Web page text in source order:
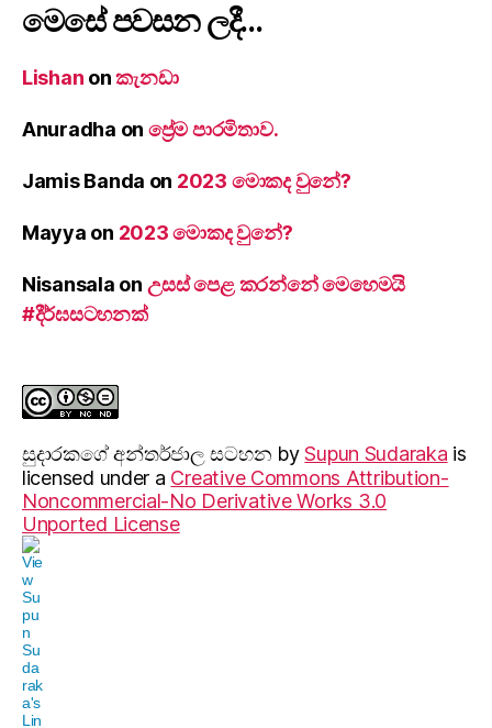
මෙසේ පවසන ලදී…
Lishan onකැනඩා
Anuradha on ප්‍රේම පාරමිතාව.
Jamis Banda on 2023 මොකද වුනේ?
Mayya on 2023 මොකද වුනේ?
Nisansala on උසස් පෙළ කරන්නේ මෙහෙමයි
#දීර්ඝසටහනක්
සුදාරක‍ගේ අන්තර්ජාල සටහන bySupun Sudaraka is
licensed under a Creative Commons Attribution-
Noncommercial-No Derivative Works 3.0
Unported License